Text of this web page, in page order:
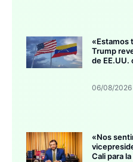
«Estamos
Trump
de EE.UU.
06/08/2026
«Nos
Cali para